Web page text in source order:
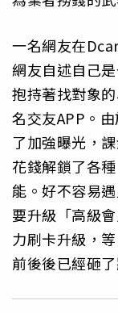
一名網友在
網友自述自己
抱持著找對象
名交友APP。
了加強曝光，
花錢解鎖了各
能。好不容易
要升級「高級
力刷卡升級，
前後後已經砸